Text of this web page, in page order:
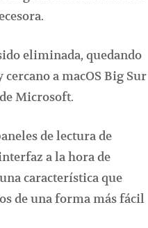
eliminada, quedando
a macOS Big Sur
Microsoft.
de lectura de
a la hora de
característica que
de una forma más fácil